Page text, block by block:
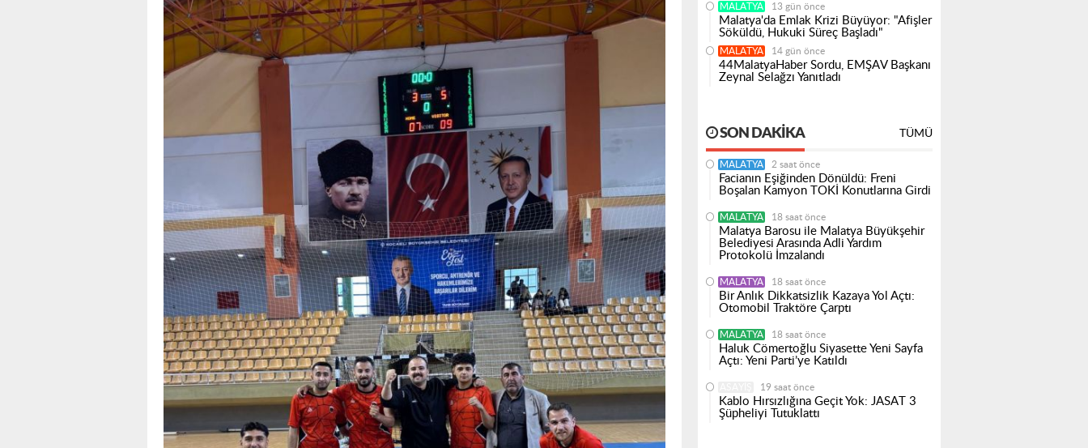
MALATYA 13 gün önce
Malatya'da Emlak Krizi Büyüyor: "Afişler
Söküldü, Hukuki Süreç Başladı"
MALATYA 14 gün önce
44MalatyaHaber Sordu, EMŞAV Başkanı
Zeynal Selağzı Yanıtladı
SON DAKIKA TÜMÜ
MALATYA 2 saat önce
Facianın Eşiğinden Dönüldü: Freni
Boşalan Kamyon TOKİ Konutlarına Girdi
MALATYA 18 saat önce
Malatya Barosu ile Malatya Büyükşehir
Belediyesi Arasında Adli Yardım
Protokolü İmzalandı
MALATYA 18 saat önce
Bir Anlık Dikkatsizlik Kazaya Yol Açtı:
Otomobil Traktöre Çarptı
MALATYA 18 saat önce
Haluk Cömertoğlu Siyasette Yeni Sayfa
Açtı: Yeni Parti’ye Katıldı
19 saat önce
Kablo Hırsızlığına Geçit Yok: JASAT 3
Şüpheliyi Tutuklattı